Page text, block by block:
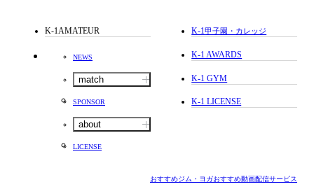
K-1AMATEUR
NEWS
match
SPONSOR
about
LICENSE
K-1甲子園・カレッジ
K-1 AWARDS
K-1 GYM
K-1 LICENSE
おすすめジム・ヨガおすすめ動画配信サービス